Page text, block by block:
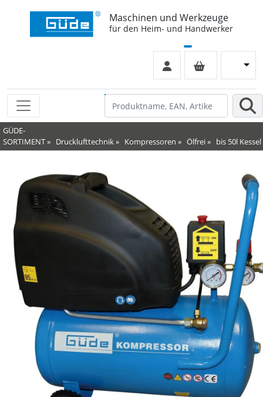
Maschinen und Werkzeuge
für den Heim- und Handwerker
GÜDE-
SORTIMENT» Drucklufttechnik» Kompressoren » Ölfrei» bis 50l Kessel